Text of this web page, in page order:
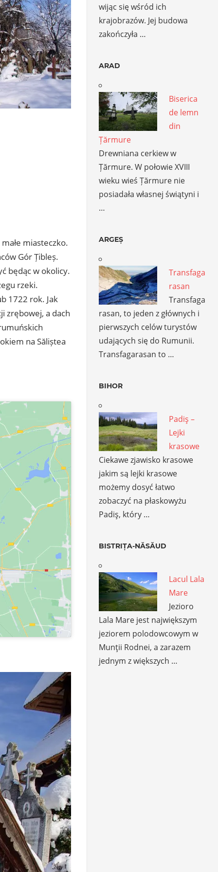
miasteczko.
Gór Țibleș.
będąc w okolicy.
rzeki.
1722 rok. Jak
zrębowej, a dach
na Săliștea
wijąc się wśród ich
krajobrazów. Jej budowa
zakończyła …
ARAD
Biserica
de lemn
din
Țărmure
Drewniana cerkiew w
Țărmure. W połowie XVIII
wieku wieś Țărmure nie
posiadała własnej świątyni i
…
ARGEȘ
Transfaga
rasan
Transfaga
rasan, to jeden z głównych i
pierwszych celów turystów
udających się do Rumunii.
Transfagarasan to …
BIHOR
Padiş –
Lejki
krasowe
Ciekawe zjawisko krasowe
jakim są lejki krasowe
możemy dosyć łatwo
zobaczyć na płaskowyżu
Padiş, który …
BISTRIȚA-NĂSĂUD
Lacul Lala
Mare
Jezioro
Lala Mare jest największym
jeziorem polodowcowym w
Munţii Rodnei, a zarazem
jednym z większych …